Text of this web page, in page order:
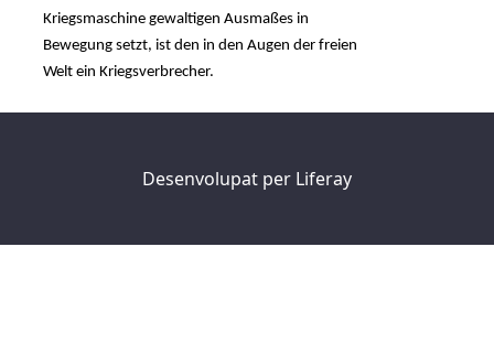
Kriegsmaschine gewaltigen Ausmaßes in
Bewegung setzt, ist den in den Augen der freien
Welt ein Kriegsverbrecher.
Desenvolupat per Liferay